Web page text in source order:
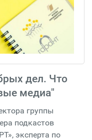
дел. Что
медиа"
группы
подкастов
эксперта по